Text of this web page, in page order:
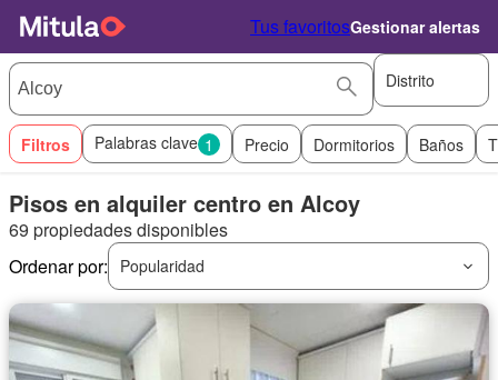
Tus favoritosGestionar alertas
Distrito
Filtros Palabras clave 1 Precio Dormitorios Baños
Pisos en alquiler centro en Alcoy
69 propiedades disponibles
Ordenar por:
Popularidad